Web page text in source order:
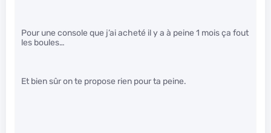
Pour une console que j’ai acheté il y a à peine 1 mois ça fout
les boules…
Et bien sûr on te propose rien pour ta peine.